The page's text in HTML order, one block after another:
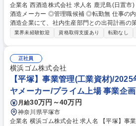
企業名 西酒造株式会社 求人名 鹿児島(日置市)【商品の出荷管理】◎老舗
酒造メーカー ◎管理職候補 ◎転勤無 仕事の内容 創業177年を迎える老舗
酒造企業にて、社内生産部門との出荷計画の
管理までの全般業務をお任せいたします。 ◎
対応・電話対応 ■一般事務業務 ■PC登録・入
スタッフまで、全員がお客様第一で考え、対
お客様の手元に届く出荷計画までを適時適切
プロセスの円滑な管理をお任せします。 募集職種 鹿児島(日置市)【商品の
出荷管理】◎老舗酒造メーカー ◎管理職候補
業界未経験歓迎 資格取得支援あり 転勤なし
正社員
横浜ゴム株式会社
【平塚】事業管理(工業資材)/
ヤメーカー/プライム上場 事業企画
月給30万円～40万円
神奈川県平塚市
企業名 横浜ゴム株式会社 求人名 【平塚】事業管理(工業資材)/2025年過去